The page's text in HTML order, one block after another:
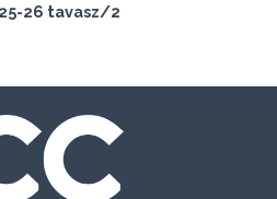
26 tavasz/2